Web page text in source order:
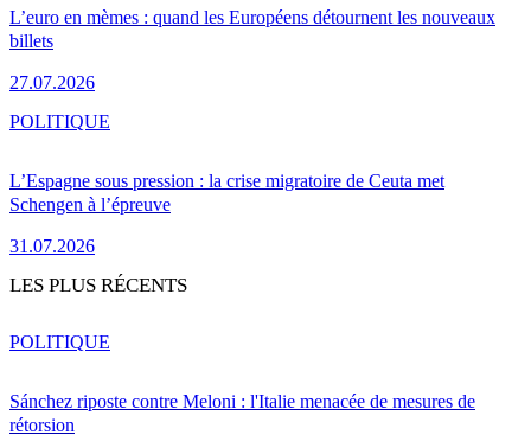
L’euro en mèmes : quand les Européens détournent les nouveaux
billets
27.07.2026
L’Espagne sous pression : la crise migratoire de Ceuta met
Schengen à l’épreuve
31.07.2026
POLITIQUE
LES PLUS RÉCENTS
Sánchez riposte contre Meloni : l'Italie menacée de mesures de
rétorsion
POLITIQUE